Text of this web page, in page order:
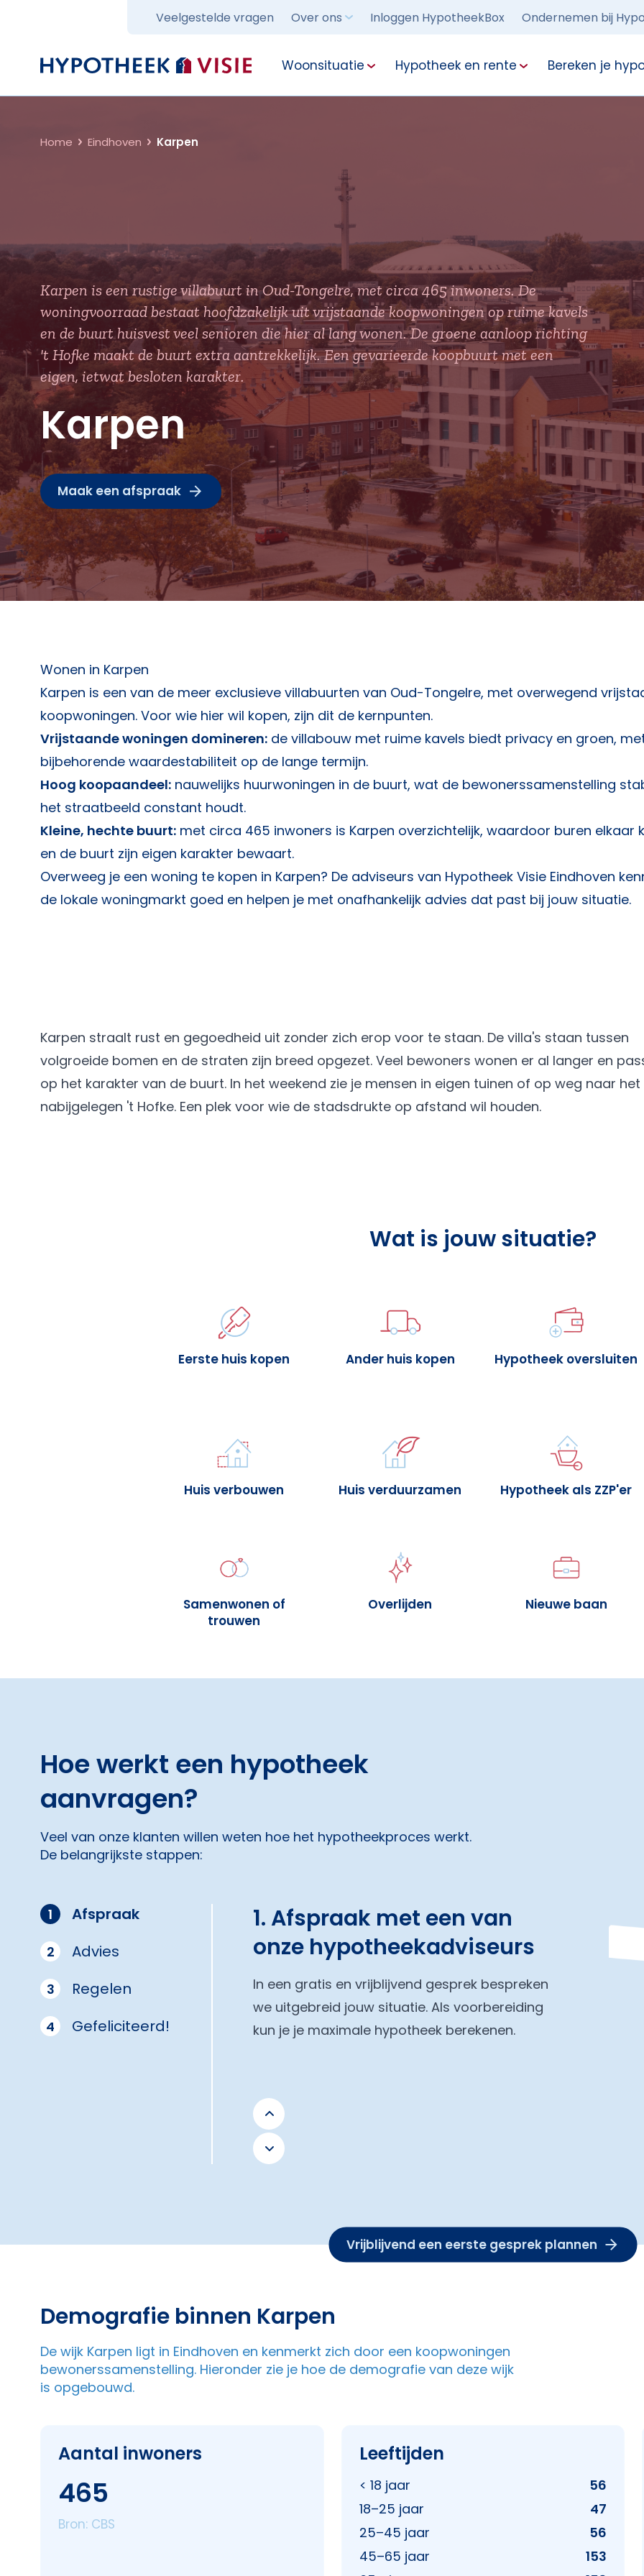
Veelgestelde vragen Over ons Inloggen HypotheekBox Ondernemen bij
Terug naar home Woonsituatie Hypotheek en rente Bereken je
Home Eindhoven Karpen
Karpen is een rustige villabuurt in Oud-Tongelre, met circa 465 inwoners. De
woningvoorraad bestaat hoofdzakelijk uit vrijstaande koopwoningen op ruime kavels
en de buurt huisvest veel senioren die hier al lang wonen. De groene aanloop richting
't Hofke maakt de buurt extra aantrekkelijk. Een gevarieerde koopbuurt met een
eigen, ietwat besloten karakter.
Karpen
Maak een afspraak
Wonen in Karpen
Karpen is een van de meer exclusieve villabuurten van Oud-Tongelre, met overwegend
koopwoningen. Voor wie hier wil kopen, zijn dit de kernpunten.
Vrijstaande woningen domineren: de villabouw met ruime kavels biedt privacy en groen,
bijbehorende waardestabiliteit op de lange termijn.
Hoog koopaandeel: nauwelijks huurwoningen in de buurt, wat de bewonerssamenstelling
het straatbeeld constant houdt.
Kleine, hechte buurt: met circa 465 inwoners is Karpen overzichtelijk, waardoor buren elkaar
en de buurt zijn eigen karakter bewaart.
Overweeg je een woning te kopen in Karpen? De adviseurs van Hypotheek Visie Eindhoven
de lokale woningmarkt goed en helpen je met onafhankelijk advies dat past bij jouw situatie.
Karpen straalt rust en gegoedheid uit zonder zich erop voor te staan. De villa's staan tussen
volgroeide bomen en de straten zijn breed opgezet. Veel bewoners wonen er al langer en
op het karakter van de buurt. In het weekend zie je mensen in eigen tuinen of op weg naar het
nabijgelegen 't Hofke. Een plek voor wie de stadsdrukte op afstand wil houden.
Wat is jouw situatie?
Eerste huis kopen Ander huis kopen Hypotheek oversluiten
Huis verbouwen Huis verduurzamen Hypotheek als ZZP'er
Samenwonen of
trouwen
Overlijden Nieuwe baan
Hoe werkt een hypotheek
aanvragen?
Veel van onze klanten willen weten hoe het hypotheekproces werkt.
De belangrijkste stappen:
1 Afspraak
2 Advies
3 Regelen
4 Gefeliciteerd!
1. Afspraak met een van
onze hypotheekadviseurs
In een gratis en vrijblijvend gesprek bespreken
we uitgebreid jouw situatie. Als voorbereiding
kun je je maximale hypotheek berekenen.
Vrijblijvend een eerste gesprek plannen
Demografie binnen Karpen
De wijk Karpen ligt in Eindhoven en kenmerkt zich door een koopwoningen
bewonerssamenstelling. Hieronder zie je hoe de demografie van deze wijk
is opgebouwd.
Aantal inwoners
465
Bron: CBS
Leeftijden
< 18 jaar
56
18–25 jaar
47
25–45 jaar
56
45–65 jaar
153